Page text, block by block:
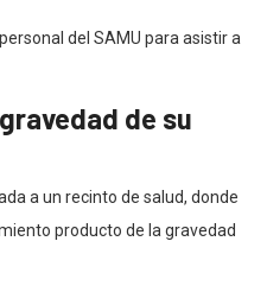
del SAMU para asistir a
de su
a un recinto de salud, donde
producto de la gravedad